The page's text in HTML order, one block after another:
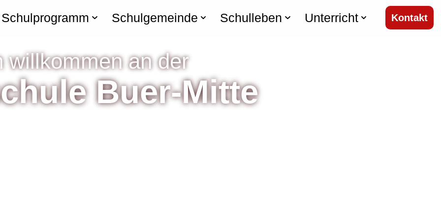
Schulprogramm Schulgemeinde Schulleben Unterricht Kontakt
willkommen an der
Buer-Mitte